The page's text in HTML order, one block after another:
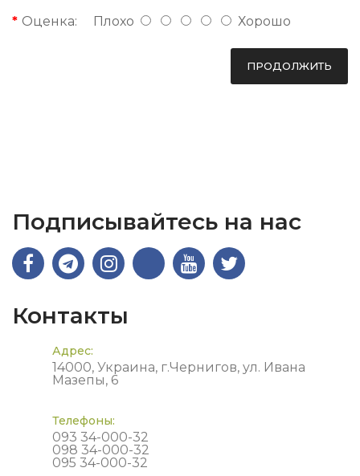
Оценка: Плохо Хорошо
ПРОДОЛЖИТЬ
Подписывайтесь на нас
Контакты
Адрес:
14000, Украина, г.Чернигов, ул. Ивана
Мазепы, 6
Телефоны:
093 34-000-32
098 34-000-32
095 34-000-32